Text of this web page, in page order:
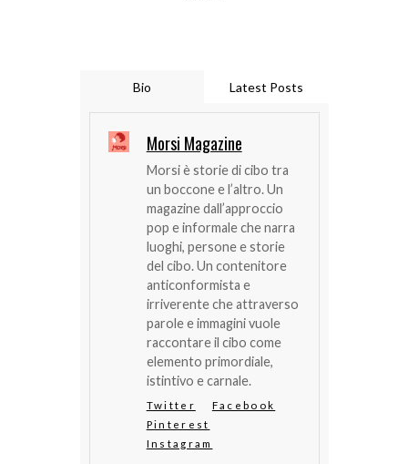
Bio Latest Posts
Morsi Magazine
Morsi è storie di cibo tra
un boccone e l’altro. Un
magazine dall’approccio
pop e informale che narra
luoghi, persone e storie
del cibo. Un contenitore
anticonformista e
irriverente che attraverso
parole e immagini vuole
raccontare il cibo come
elemento primordiale,
istintivo e carnale.
Twitter
Facebook
Pinterest
Instagram